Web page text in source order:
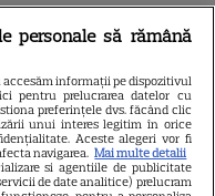
și Kristin
din nou mamă
în „My
Când
pe SkyShowtime
personale să rămână
informații pe dispozitivul
pentru prelucrarea datelor cu
preferințele dvs. făcând clic
unui interes legitim în orice
Aceste alegeri vor fi
navigarea. Mai multe detalii
si agentiile de publicitate
de date analitice) prelucram